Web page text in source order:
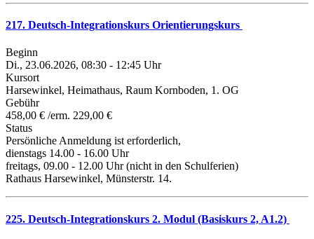
217. Deutsch-Integrationskurs Orientierungskurs
Beginn
Di., 23.06.2026, 08:30 - 12:45 Uhr
Kursort
Harsewinkel, Heimathaus, Raum Kornboden, 1. OG
Gebühr
458,00 € /erm. 229,00 €
Status
Persönliche Anmeldung ist erforderlich,
dienstags 14.00 - 16.00 Uhr
freitags, 09.00 - 12.00 Uhr (nicht in den Schulferien)
Rathaus Harsewinkel, Münsterstr. 14.
225. Deutsch-Integrationskurs 2. Modul (Basiskurs 2, A1.2)